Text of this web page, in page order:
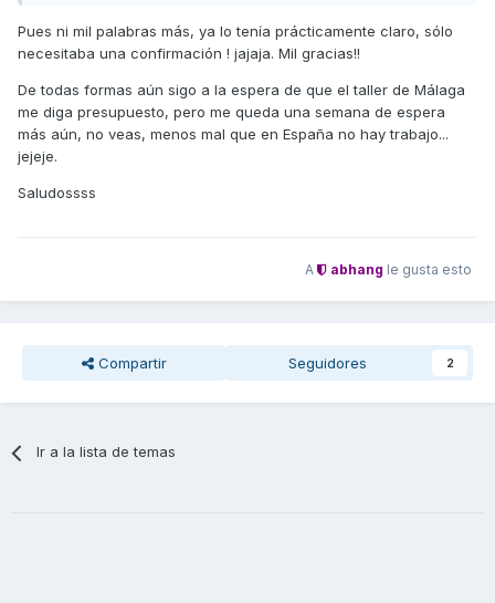
Pues ni mil palabras más, ya lo tenía prácticamente claro, sólo
necesitaba una confirmación ! jajaja. Mil gracias!!
De todas formas aún sigo a la espera de que el taller de Málaga
me diga presupuesto, pero me queda una semana de espera
más aún, no veas, menos mal que en España no hay trabajo...
jejeje.
Saludossss
A abhang le gusta esto
Compartir Seguidores 2
Ir a la lista de temas